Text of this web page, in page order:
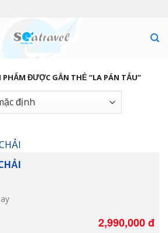
PHẨM ĐƯỢC GẮN THẺ “LA PÁN TẨU”
2,990,000đ